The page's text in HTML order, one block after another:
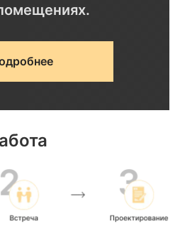
Почему
характеристикам
стены
способ